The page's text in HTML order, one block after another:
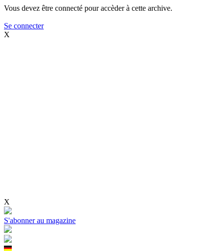
Vous devez être connecté pour accèder à cette archive.
Se connecter
X
X
S'abonner au magazine